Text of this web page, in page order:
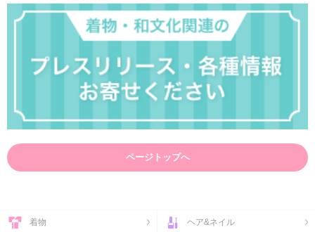
ページトップへ
着物 ヘア&ネイル